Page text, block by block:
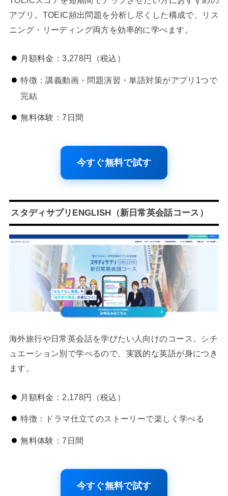
アプリ。TOEIC頻出問題を分析し尽くした構成で、リス
ニング・リーディング両方を効率的に学べます。
月額料金：3,278円（税込）
特徴：講義動画・問題演習・単語対策がアプリ1つで
完結
無料体験：7日間
今すぐ無料で試す
スタディサプリENGLISH（新日常英会話コース）
海外旅行や日常英会話を学びたい人向けのコース。シチ
ュエーション別で学べるので、実践的な英語が身につき
ます。
月額料金：2,178円（税込）
特徴：ドラマ仕立てのストーリーで楽しく学べる
無料体験：7日間
今すぐ無料で試す